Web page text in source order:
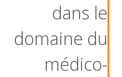
dans le
domaine du
médico-